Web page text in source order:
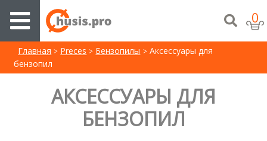
0
Главная Preces Бензопилы
Аксессуары для
бензопил
АКСЕССУАРЫ ДЛЯ
БЕНЗОПИЛ